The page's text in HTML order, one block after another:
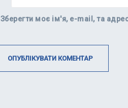
Зберегти моє ім'я, e-mail, та